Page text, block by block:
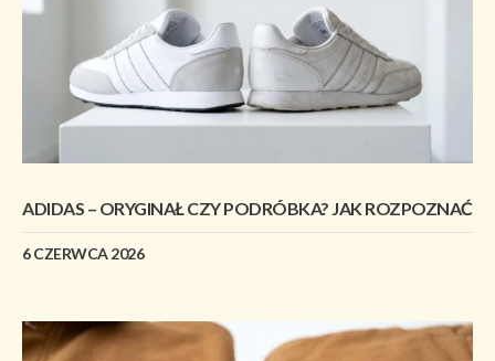
ADIDAS – ORYGINAŁ CZY PODRÓBKA? JAK ROZPOZNAĆ
6 CZERWCA 2026